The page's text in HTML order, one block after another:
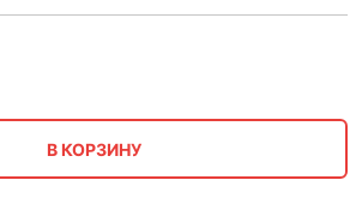
В КОРЗИНУ